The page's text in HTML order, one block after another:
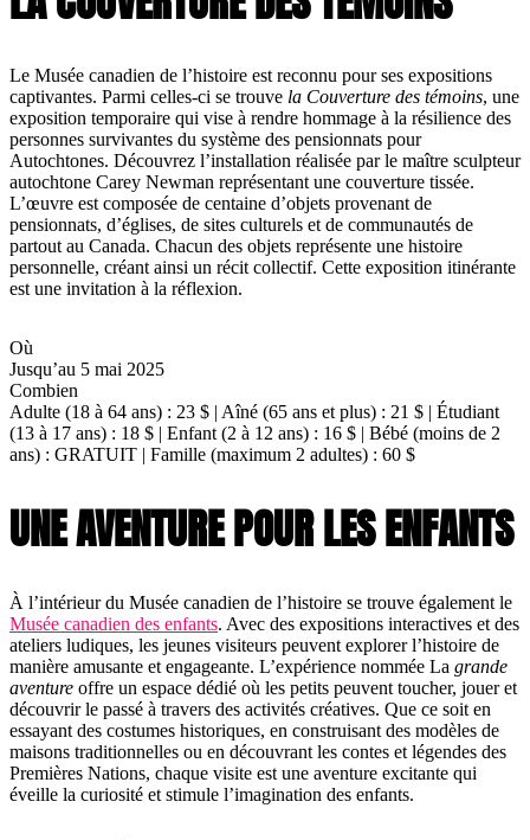
Le Musée canadien de l’histoire est reconnu pour ses expositions
captivantes. Parmi celles-ci se trouve la Couverture des témoins, une
exposition temporaire qui vise à rendre hommage à la résilience des
personnes survivantes du système des pensionnats pour
Autochtones. Découvrez l’installation réalisée par le maître sculpteur
autochtone Carey Newman représentant une couverture tissée.
L’œuvre est composée de centaine d’objets provenant de
pensionnats, d’églises, de sites culturels et de communautés de
partout au Canada. Chacun des objets représente une histoire
personnelle, créant ainsi un récit collectif. Cette exposition itinérante
est une invitation à la réflexion.
Où
Jusqu’au 5 mai 2025
Combien
Adulte (18 à 64 ans) : 23 $ | Aîné (65 ans et plus) : 21 $ | Étudiant
(13 à 17 ans) : 18 $ | Enfant (2 à 12 ans) : 16 $ | Bébé (moins de 2
ans) : GRATUIT | Famille (maximum 2 adultes) : 60 $
UNE AVENTURE POUR LES ENFANTS
À l’intérieur du Musée canadien de l’histoire se trouve également le
Musée canadien des enfants. Avec des expositions interactives et des
ateliers ludiques, les jeunes visiteurs peuvent explorer l’histoire de
manière amusante et engageante. L’expérience nommée La grande
aventure offre un espace dédié où les petits peuvent toucher, jouer et
découvrir le passé à travers des activités créatives. Que ce soit en
essayant des costumes historiques, en construisant des modèles de
maisons traditionnelles ou en découvrant les contes et légendes des
Premières Nations, chaque visite est une aventure excitante qui
éveille la curiosité et stimule l’imagination des enfants.